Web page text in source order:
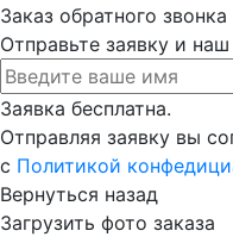
Заказ обратного звонка
Отправьте заявку и
Заявка бесплатна.
Отправляя заявку вы
с Политикой
Вернуться назад
Загрузить фото заказа